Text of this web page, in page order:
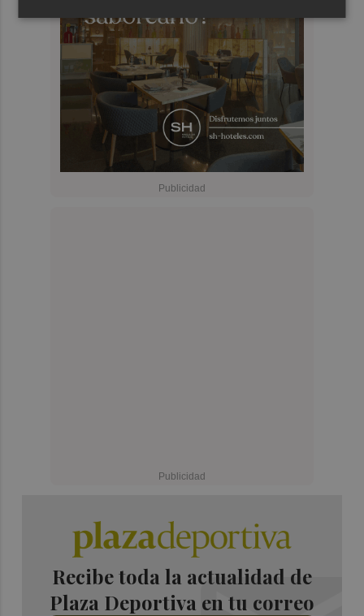
Recibe toda la actualidad de
Plaza Deportiva en tu correo